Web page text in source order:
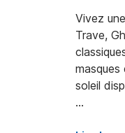
Vivez
Trave,
soleil